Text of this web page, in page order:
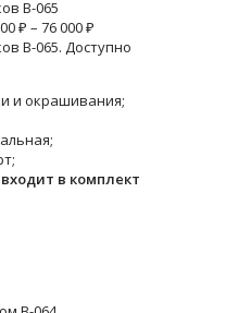
B-065
₽ – 76 000 ₽
B-065. Доступно
и окрашивания;
в комплект